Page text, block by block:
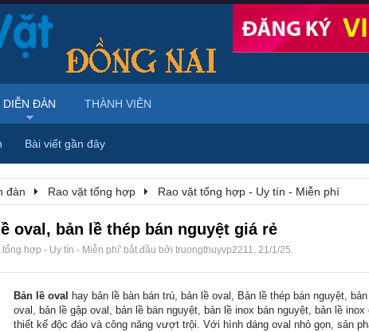
đàn Rao vặt tổng hợp Rao vặt tổng hợp - Uy tín - Miễn phí
oval, bản lề thép bán nguyệt giá rẻ
tổng hợp - Uy tín - Miễn phí' bắt đầu bởi truongthuyvp2211, 21/1/25.
Bản lề oval hay bản lề bàn bán trú, bản lề oval, Bản lề thép bán nguyệt,
oval, bản lề gập oval, bản lề bán nguyệt, bản lề inox bán nguyệt, bản lề
thiết kế độc đáo và công năng vượt trội. Với hình dáng oval nhỏ gọn, sản
DIỄN ĐÀN
Bài viết gần đây
THÀNH VIÊN